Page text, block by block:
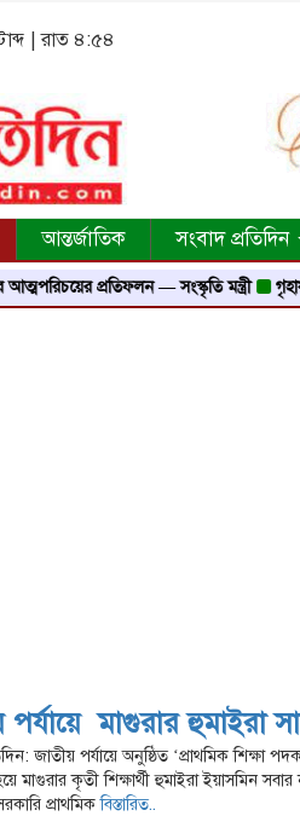
| রাত ৪:৫৪
আন্তর্জাতিক সংবাদ প্রতিদিন
প্রতিফলন — সংস্কৃতি মন্ত্রী গৃহায়ন ও
পর্যায়ে মাগুরার হুমাইরা
জাতীয় পর্যায়ে অনুষ্ঠিত ‘প্রাথমিক শিক্ষা
মাগুরার কৃতী শিক্ষার্থী হুমাইরা ইয়াসমিন
প্রাথমিকবিস্তারিত..